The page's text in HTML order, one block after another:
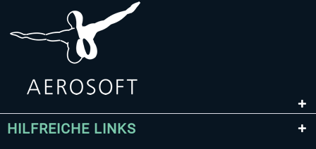
HILFREICHE LINKS